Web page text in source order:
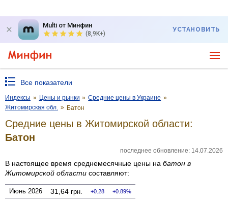
Multi от Минфин
(8,9K+)
УСТАНОВИТЬ
Все показатели
Индексы » Цены и рынки » Средние цены в Украине »
Житомирская обл. » Батон
Средние цены в Житомирской области:
Батон
последнее обновление: 14.07.2026
В настоящее время среднемесячные цены на батон в
Житомирской области составляют:
Июнь 2026 31,64 грн. 0.28 0.89%